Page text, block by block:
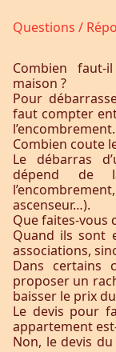
Questions /
Combien
maison ?
Pour
faut compter
l’encombrement.
Combien coute
Le débarras
dépend de
ascenseur…).
Que faites-vous
Quand ils sont
associations,
Dans certains
proposer un
baisser le prix
Le devis pour
appartement
Non, le devis